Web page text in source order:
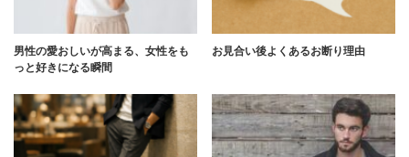
男性の愛おしいが高まる、女性をも
っと好きになる瞬間
お見合い後よくあるお断り理由